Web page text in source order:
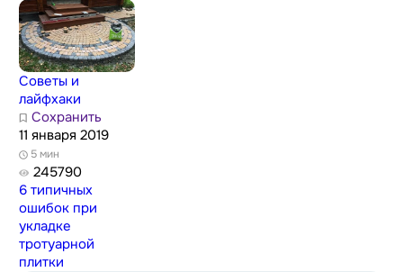
Советы и
лайфхаки
Сохранить
11 января 2019
5 мин
245790
6 типичных
ошибок при
укладке
тротуарной
плитки